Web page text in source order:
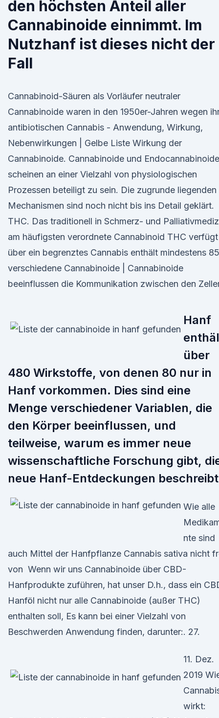
den höchsten Anteil aller
Cannabinoide einnimmt. Im
Nutzhanf ist dieses nicht der
Fall
Cannabinoid-Säuren als Vorläufer neutraler
Cannabinoide waren in den 1950er-Jahren wegen
antibiotischen Cannabis - Anwendung, Wirkung,
Nebenwirkungen | Gelbe Liste Wirkung der
Cannabinoide. Cannabinoide und Endocannabinoide
scheinen an einer Vielzahl von physiologischen
Prozessen beteiligt zu sein. Die zugrunde liegenden
Mechanismen sind noch nicht bis ins Detail geklärt.
THC. Das traditionell in Schmerz- und
am häufigsten verordnete Cannabinoid THC verfügt
über ein begrenztes Cannabis enthält mindestens 85
verschiedene Cannabinoide | Cannabinoide
beeinflussen die Kommunikation zwischen den
Hanf
über
480 Wirkstoffe, von denen 80 nur in
Hanf vorkommen. Dies sind eine
Menge verschiedener Variablen, die
den Körper beeinflussen, und
teilweise, warum es immer neue
wissenschaftliche Forschung gibt,
neue Hanf-Entdeckungen
Wie alle
nte sind
auch Mittel der Hanfpflanze Cannabis sativa nicht
von Wenn wir uns Cannabinoide über CBD-
Hanfprodukte zuführen, hat unser D.h., dass ein
Hanföl nicht nur alle Cannabinoide (außer THC)
enthalten soll, Es kann bei einer Vielzahl von
Beschwerden Anwendung finden, darunter:. 27.
11. Dez.
2019
wirkt: